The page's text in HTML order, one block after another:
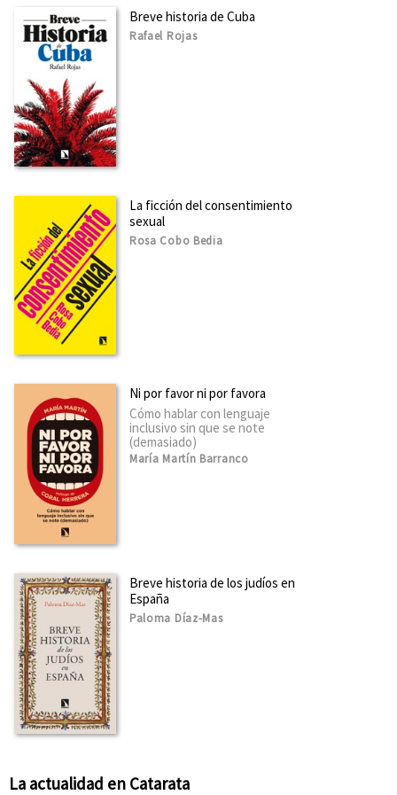
Breve historia de Cuba
Rafael Rojas
La ficción del consentimiento
sexual
Rosa Cobo Bedia
Ni por favor ni por favora
Cómo hablar con lenguaje
inclusivo sin que se note
(demasiado)
María Martín Barranco
Breve historia de los judíos en
España
Paloma Díaz-Mas
La actualidad en Catarata